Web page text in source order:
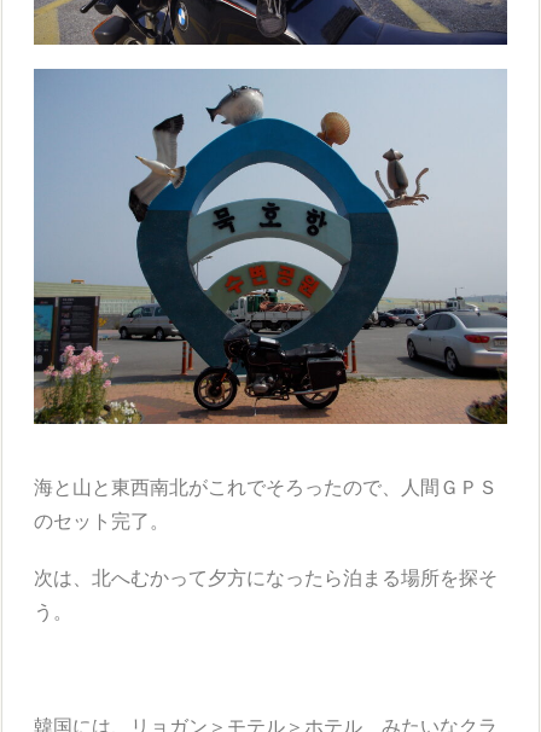
海と山と東西南北がこれでそろったので、人間ＧＰＳ
のセット完了。
次は、北へむかって夕方になったら泊まる場所を探そ
う。
韓国には、リョガン＞モテル＞ホテル みたいなクラ